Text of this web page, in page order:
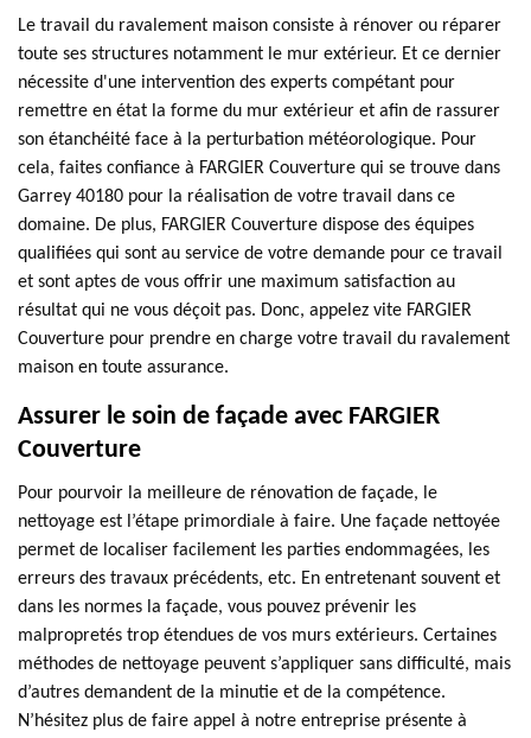
Le travail du ravalement maison consiste à rénover ou réparer
toute ses structures notamment le mur extérieur. Et ce dernier
nécessite d'une intervention des experts compétant pour
remettre en état la forme du mur extérieur et afin de rassurer
son étanchéité face à la perturbation météorologique. Pour
cela, faites confiance à FARGIER Couverture qui se trouve dans
Garrey 40180 pour la réalisation de votre travail dans ce
domaine. De plus, FARGIER Couverture dispose des équipes
qualifiées qui sont au service de votre demande pour ce travail
et sont aptes de vous offrir une maximum satisfaction au
résultat qui ne vous déçoit pas. Donc, appelez vite FARGIER
Couverture pour prendre en charge votre travail du ravalement
maison en toute assurance.
Assurer le soin de façade avec FARGIER
Couverture
Pour pourvoir la meilleure de rénovation de façade, le
nettoyage est l’étape primordiale à faire. Une façade nettoyée
permet de localiser facilement les parties endommagées, les
erreurs des travaux précédents, etc. En entretenant souvent et
dans les normes la façade, vous pouvez prévenir les
malpropretés trop étendues de vos murs extérieurs. Certaines
méthodes de nettoyage peuvent s’appliquer sans difficulté, mais
d’autres demandent de la minutie et de la compétence.
N’hésitez plus de faire appel à notre entreprise présente à